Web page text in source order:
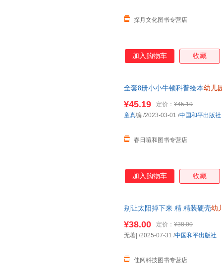
探月文化图书专营店
加入购物车 收藏
全套8册小小牛顿科普绘本幼儿
当客服
¥45.19 定价： ¥45.19
春日喧和图书专营店
童真编 /2023-03-01 /中国和平出版社
加入购物车 收藏
别让太阳掉下来 精 精装硬壳幼
¥38.00 定价： ¥38.00
佳阅科技图书专营店
无著| /2025-07-31 /中国和平出版社